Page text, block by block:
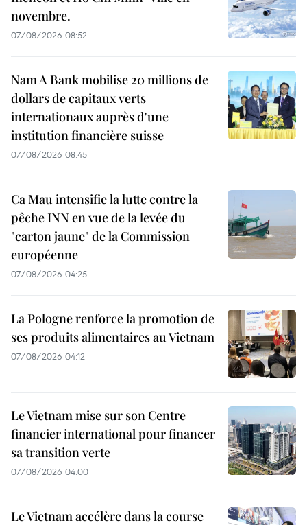
novembre.
07/08/2026 08:52
Nam A Bank mobilise 20 millions de
dollars de capitaux verts
internationaux auprès d'une
institution financière suisse
07/08/2026 08:45
Ca Mau intensifie la lutte contre la
pêche INN en vue de la levée du
"carton jaune" de la Commission
européenne
07/08/2026 04:25
La Pologne renforce la promotion de
ses produits alimentaires au Vietnam
07/08/2026 04:12
Le Vietnam mise sur son Centre
financier international pour financer
sa transition verte
07/08/2026 04:00
Le Vietnam accélère dans la course